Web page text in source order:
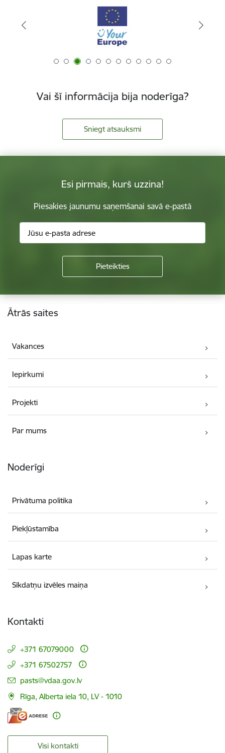
Vai šī informācija bija noderīga?
Sniegt atsauksmi
Esi pirmais, kurš uzzina!
Piesakies jaunumu saņemšanai savā e-pastā
Kājene
Ātrās saites
Vakances
Iepirkumi
Projekti
Par mums
Noderīgi
Privātuma politika
Piekļūstamība
Lapas karte
Sīkdatņu izvēles maiņa
Kontakti
+371 67079000
+371 67502757
E-pasts:
pasts@vdaa.gov.lv
Rīga, Alberta iela 10, LV - 1010
Visi kontakti